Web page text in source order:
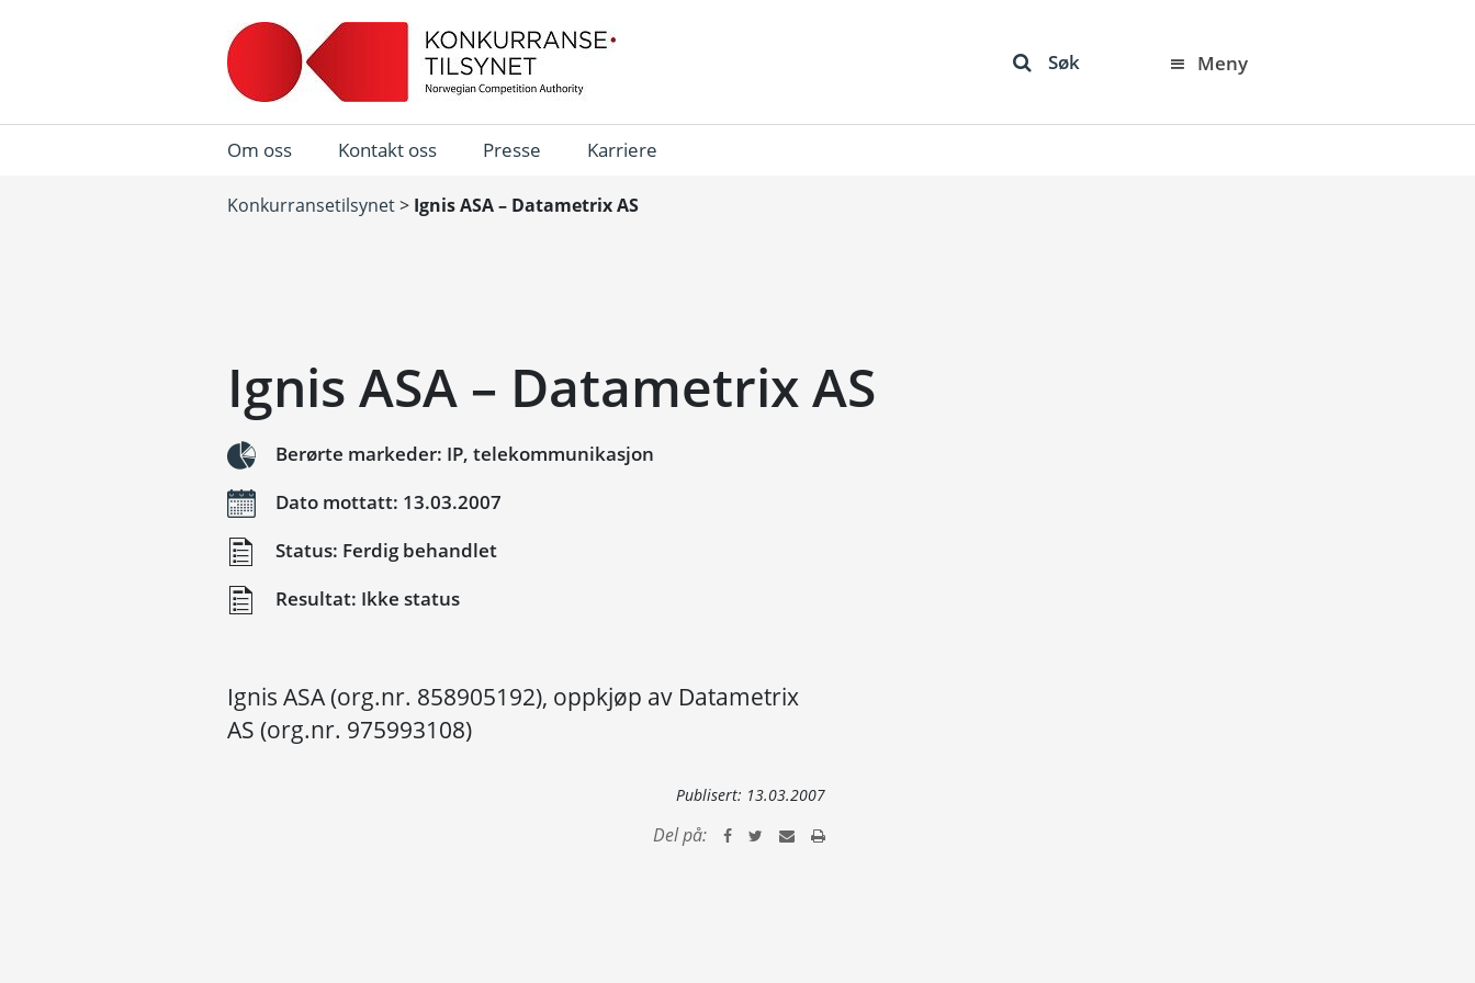
Søk Meny
Om oss Kontakt oss Presse Karriere
Konkurransetilsynet> Ignis ASA – Datametrix AS
Ignis ASA – Datametrix AS
Berørte markeder: IP, telekommunikasjon
Dato mottatt: 13.03.2007
Status: Ferdig behandlet
Resultat: Ikke status
Ignis ASA (org.nr. 858905192), oppkjøp av Datametrix
AS (org.nr. 975993108)
Publisert: 13.03.2007
Del på: